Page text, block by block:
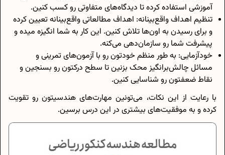
آموزشی استفاده کرده تا دیدگاه‌های متفاوتی رو کسب کنین.
تنظیم اهداف واقع‌بینانه: اهداف مطالعاتی واقع‌بینانه تعیین کرده
و برای رسیدن به اون‌ها تلاش کنین. این کار به شما انگیزه میده و
پیشرفت شما رو سازمان‌دهی می‌کنه.
خودآزمایی: به طور منظم خودتون رو با آزمون‌های تمرینی و
مسائل چالش‌برانگیز محک بزنین تا سطح درکتون رو بسنجین و
نقاط ضعفتون رو شناسایی کنین.
با رعایت از این نکات، می‌تونین مهارت‌های هندسیتون رو تقویت
کرده و به موفقیت‌های بیشتری در این درس برسین.